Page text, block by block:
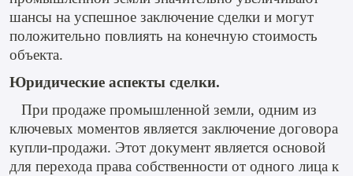
шансы на успешное заключение сделки и могут
положительно повлиять на конечную стоимость
объекта.
Юридические аспекты сделки.
При продаже промышленной земли, одним из
ключевых моментов является заключение договора
купли-продажи. Этот документ является основой
для перехода права собственности от одного лица к